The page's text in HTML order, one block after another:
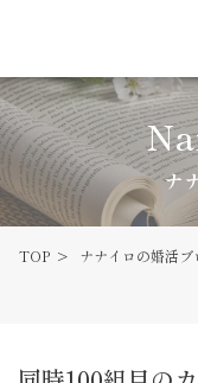
ナ
TOP ナナイロの婚活ブ